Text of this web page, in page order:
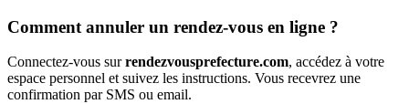
Comment annuler un rendez-vous en ligne ?
Connectez-vous surrendezvousprefecture.com, accédez à votre
espace personnel et suivez les instructions. Vous recevrez une
confirmation par SMS ou email.